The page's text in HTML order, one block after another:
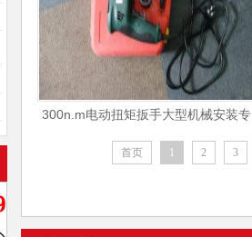
300n.m电动扭矩扳手大型机械安装专
首页 1 2 3